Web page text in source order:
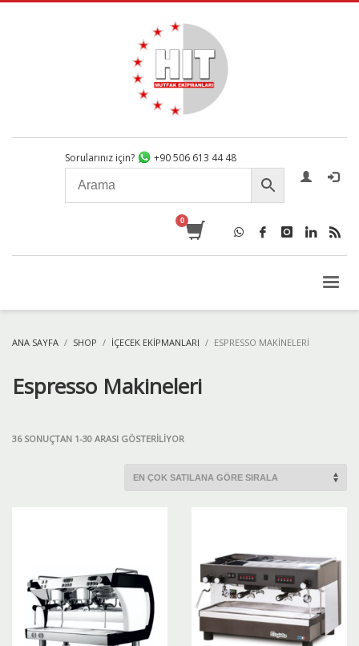
Sorularınız için? +90 506 613 44 48
ANA SAYFA SHOP İÇECEK EKIPMANLARI ESPRESSO MAKINELERI
Espresso Makineleri
36 SONUÇTAN 1-30 ARASI GÖSTERILIYORPOPÜLERLIĞE
SIRALANDI